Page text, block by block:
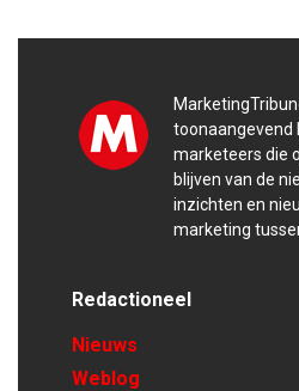
toonaangevend
marketeers die
blijven van de
inzichten en
marketing
Redactioneel
Nieuws
Weblog